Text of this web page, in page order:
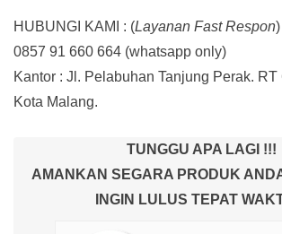
HUBUNGI KAMI : (Layanan Fast Respon)
0857 91 660 664 (whatsapp only)
Kantor : Jl. Pelabuhan Tanjung Perak. RT
Kota Malang.
TUNGGU APA LAGI !!!
AMANKAN SEGARA PRODUK
INGIN LULUS TEPAT